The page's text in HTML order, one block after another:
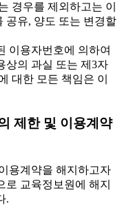
경우를 제외하고는 이
공유, 양도 또는 변경할
이용자번호에 의하여
상의 과실 또는 제3자
대한 모든 책임은 이
제한 및 이용계약
용계약을 해지하고자
교육정보원에 해지
.